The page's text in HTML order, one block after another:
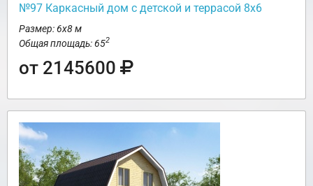
№97 Каркасный дом с детской и террасой 8х6
Размер: 6х8 м
Общая площадь: 652
от 2145600